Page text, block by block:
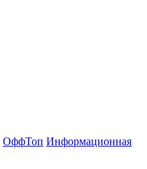
ОффТоп Информационная